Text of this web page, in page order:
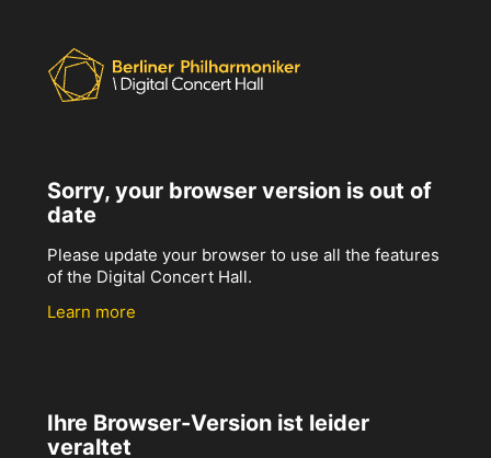
Sorry, your browser version is out of
date
Please update your browser to use all the features
of the Digital Concert Hall.
Learn more
Ihre Browser-Version ist leider
veraltet